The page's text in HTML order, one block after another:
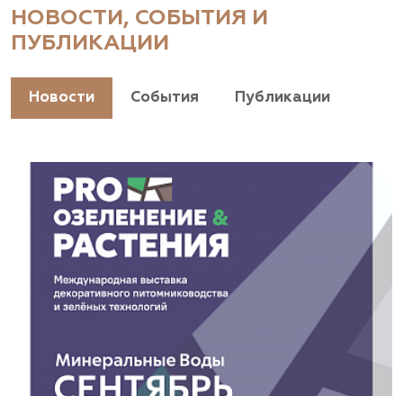
НОВОСТИ, СОБЫТИЯ И
ПУБЛИКАЦИИ
Новости События Публикации